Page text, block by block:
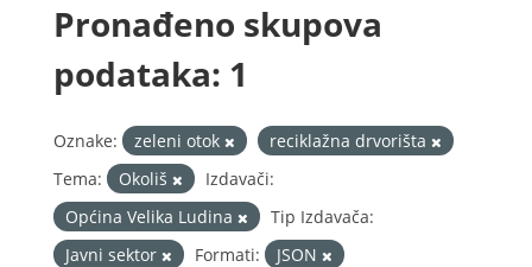
Pronađeno skupova
podataka: 1
Oznake: zeleni otok
reciklažna drvorišta
Tema:
Okoliš
Izdavači:
Općina Velika Ludina
Tip Izdavača:
Javni sektor
Formati:
JSON